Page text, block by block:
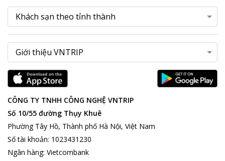
CÔNG TY TNHH CÔNG NGHỆ VNTRIP
Số 10/55 đường Thụy Khuê
Phường Tây Hồ, Thành phố Hà Nội, Việt Nam
Số tài khoản: 1023431230
Ngân hàng: Vietcombank